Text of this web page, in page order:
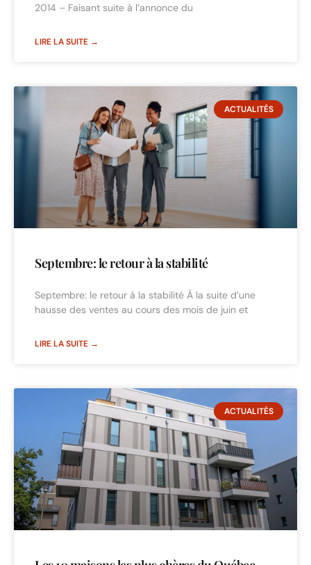
2014 – Faisant suite à l’annonce du
LIRE LA SUITE →
ACTUALITÉS
Septembre: le retour à la stabilité
Septembre: le retour à la stabilité À la suite d’une
hausse des ventes au cours des mois de juin et
LIRE LA SUITE →
ACTUALITÉS